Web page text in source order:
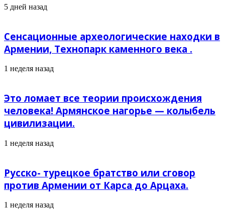
5 дней назад
Сенсационные археологические находки в
Армении, Технопарк каменного века .
1 неделя назад
Это ломает все теории происхождения
человека! Армянское нагорье — колыбель
цивилизации.
1 неделя назад
Русско- турецкое братство или сговор
против Армении от Карса до Арцаха.
1 неделя назад